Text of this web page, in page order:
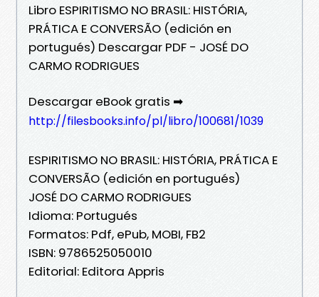
Libro ESPIRITISMO NO BRASIL: HISTÓRIA,
PRÁTICA E CONVERSÃO (edición en
portugués) Descargar PDF - JOSÉ DO
CARMO RODRIGUES
Descargar eBook gratis ➡
http://filesbooks.info/pl/libro/100681/1039
ESPIRITISMO NO BRASIL: HISTÓRIA, PRÁTICA E
CONVERSÃO (edición en portugués)
JOSÉ DO CARMO RODRIGUES
Idioma: Portugués
Formatos: Pdf, ePub, MOBI, FB2
ISBN: 9786525050010
Editorial: Editora Appris